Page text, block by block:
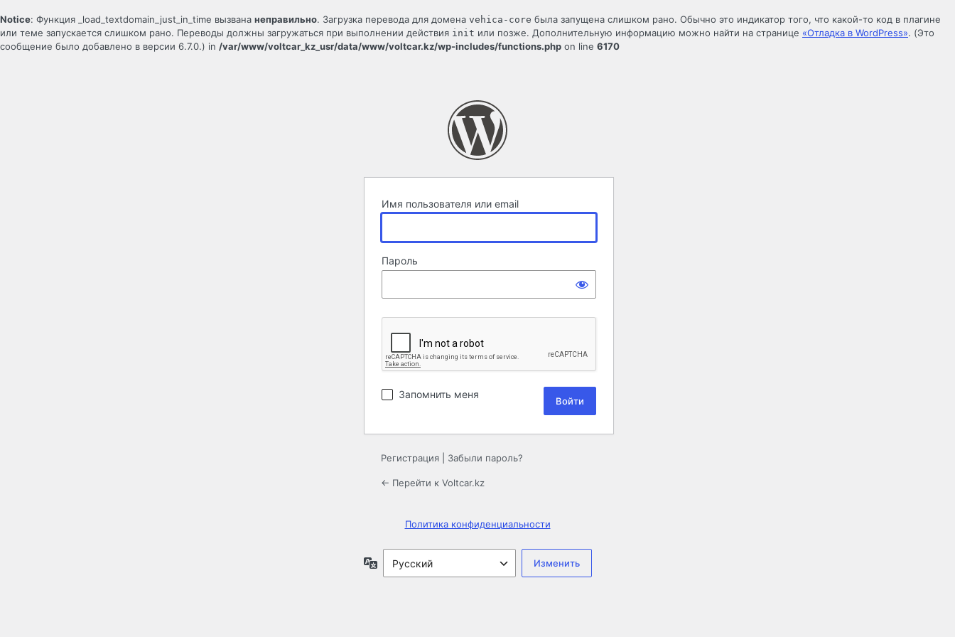
Notice: Функция _load_textdomain_just_in_time вызвана неправильно. Загрузка перевода для домена vehica-core была запущена слишком рано. Обычно это индикатор того, что какой-то код в плагине
или теме запускается слишком рано. Переводы должны загружаться при выполнении действия init или позже. Дополнительную информацию можно найти на странице «Отладка в WordPress». (Это
сообщение было добавлено в версии 6.7.0.) in /var/www/voltcar_kz_usr/data/www/voltcar.kz/wp-includes/functions.php on line 6170
Имя пользователя или email
Пароль
Запомнить меня
Регистрация Забыли пароль?
← Перейти к Voltcar.kz
Политика конфиденциальности
Язык